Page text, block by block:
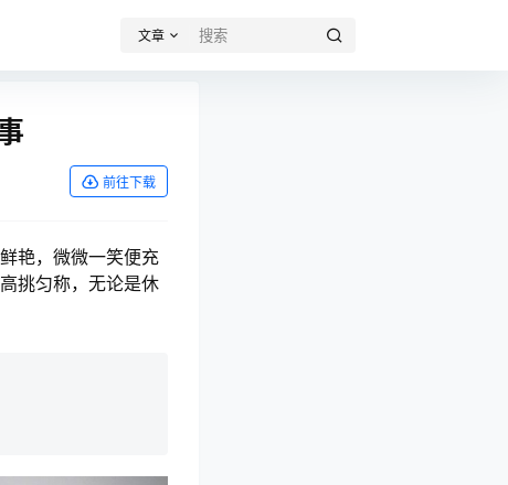
文章
前往下载
艳，微微一笑便充
挑匀称，无论是休